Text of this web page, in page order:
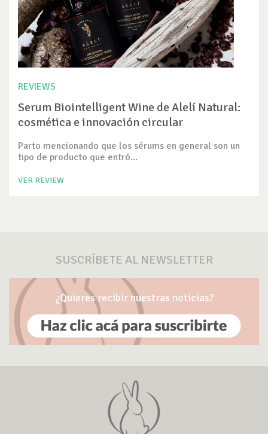
REVIEWS
Serum Biointelligent Wine de Alelí Natural:
cosmética e innovación circular
Parto mencionando que los sérums en general son un
tipo de producto que entró...
VER REVIEW
SUSCRÍBETE AL NEWSLETTER
¿Quieres recibir nuestras noticias?